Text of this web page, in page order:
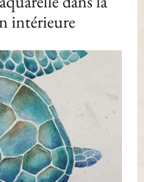
intérieure